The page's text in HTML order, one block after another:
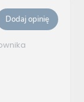
Dodaj opinię